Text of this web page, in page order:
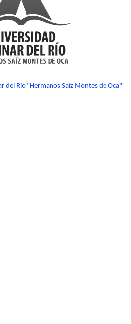
del Río "Hermanos Saíz Montes de Oca"